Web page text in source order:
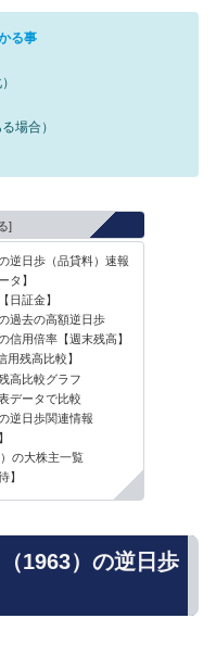
る事
場合）
逆日歩（品貸料）速報
タ】
日証金】
過去の高額逆日歩
信用倍率【週末残高】
残高比較】
高比較グラフ
データで比較
逆日歩関連情報
の大株主一覧
】
1963）の逆日歩